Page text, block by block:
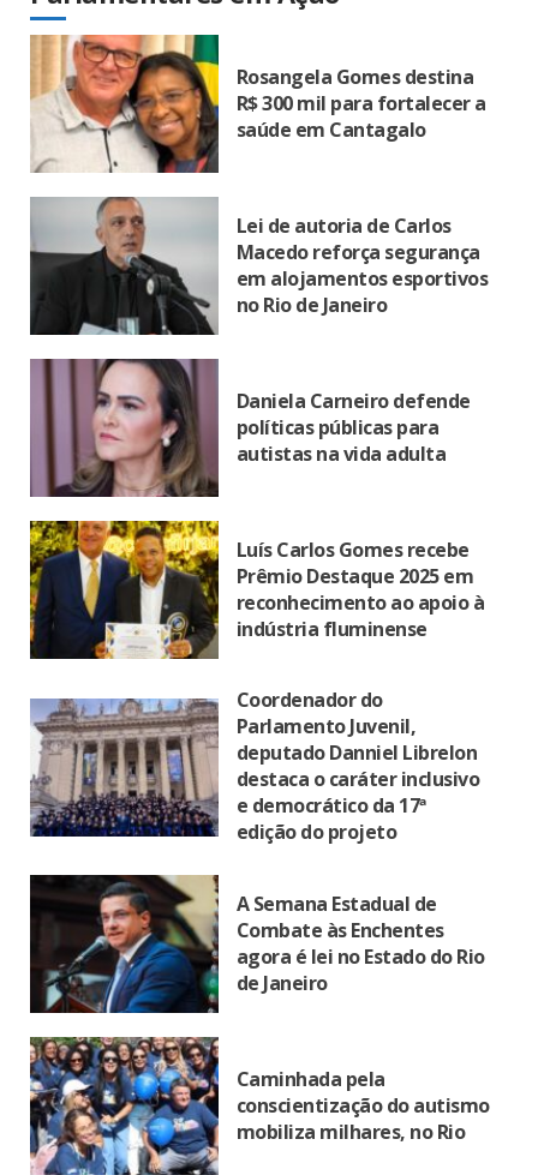
Rosangela Gomes destina
R$ 300 mil para fortalecer a
saúde em Cantagalo
Lei de autoria de Carlos
Macedo reforça segurança
em alojamentos esportivos
no Rio de Janeiro
Daniela Carneiro defende
políticas públicas para
autistas na vida adulta
Luís Carlos Gomes recebe
Prêmio Destaque 2025 em
reconhecimento ao apoio à
indústria fluminense
Coordenador do
Parlamento Juvenil,
deputado Danniel Librelon
destaca o caráter inclusivo
e democrático da 17ª
edição do projeto
A Semana Estadual de
Combate às Enchentes
agora é lei no Estado do Rio
de Janeiro
Caminhada pela
conscientização do autismo
mobiliza milhares, no Rio